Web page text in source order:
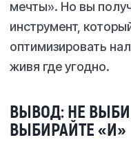
мечты». Но вы
инструмент,
оптимизировать
живя где угодно.
ВЫВОД: НЕ
ВЫБИРАЙТЕ «И»